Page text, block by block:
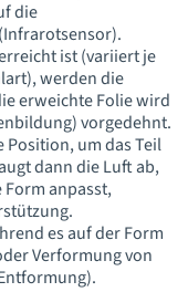
die
ist (variiert je
werden die
erweichte Folie wird
vorgedehnt.
Position, um das Teil
dann die Luft ab,
anpasst,
es auf der Form
Verformung von